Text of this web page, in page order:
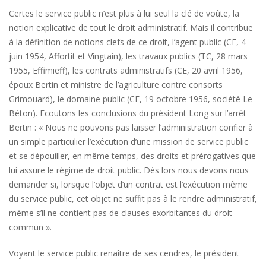
Certes le service public n’est plus à lui seul la clé de voûte, la
notion explicative de tout le droit administratif. Mais il contribue
à la définition de notions clefs de ce droit, l’agent public (CE, 4
juin 1954, Affortit et Vingtain), les travaux publics (TC, 28 mars
1955, Effimieff), les contrats administratifs (CE, 20 avril 1956,
époux Bertin et ministre de l’agriculture contre consorts
Grimouard), le domaine public (CE, 19 octobre 1956, société Le
Béton). Ecoutons les conclusions du président Long sur l’arrêt
Bertin : « Nous ne pouvons pas laisser l’administration confier à
un simple particulier l’exécution d’une mission de service public
et se dépouiller, en même temps, des droits et prérogatives que
lui assure le régime de droit public. Dès lors nous devons nous
demander si, lorsque l’objet d’un contrat est l’exécution même
du service public, cet objet ne suffit pas à le rendre administratif,
même s’il ne contient pas de clauses exorbitantes du droit
commun ».
Voyant le service public renaître de ses cendres, le président